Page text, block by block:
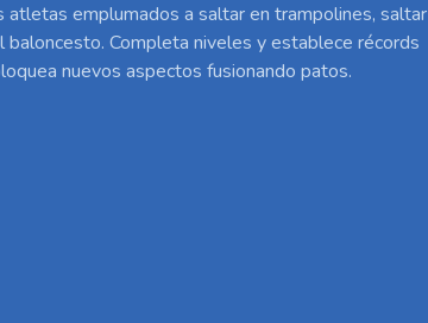
atletas emplumados a saltar en trampolines, saltar
baloncesto. Completa niveles y establece récords
nuevos aspectos fusionando patos.